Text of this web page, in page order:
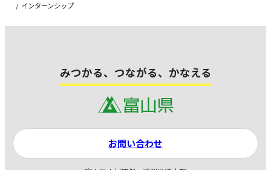
インターンシップ
みつかる、つながる、かなえる
お問い合わせ